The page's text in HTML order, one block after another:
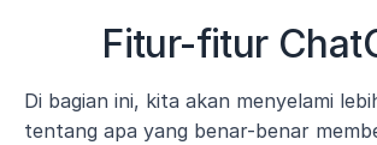
Fitur-fitur
Di bagian ini, kita akan menyelami
tentang apa yang benar-benar